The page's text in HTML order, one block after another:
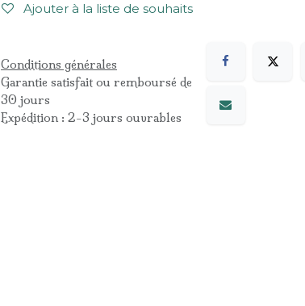
Ajouter à la liste de souhaits
Conditions générales
Garantie satisfait ou remboursé de
30 jours
Expédition : 2-3 jours ouvrables